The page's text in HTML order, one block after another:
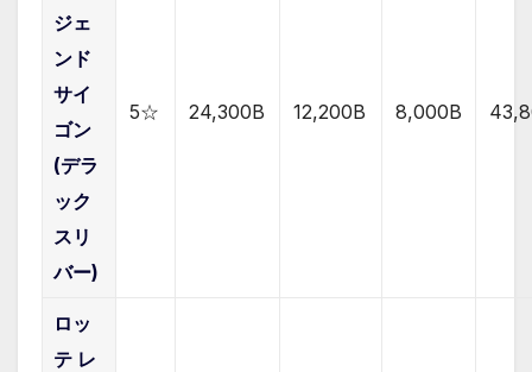
ジェ
ンド
サイ
ゴン
(デラ
ック
スリ
バー)
5☆ 24,300B 12,200B 8,000B
ロッ
テ レ